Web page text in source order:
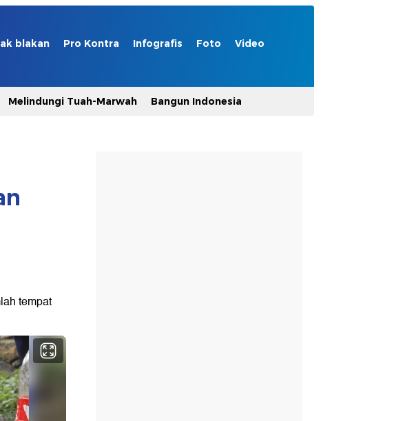
blakan Pro Kontra Infografis Foto Video
Melindungi Tuah-Marwah Bangun Indonesia
tempat